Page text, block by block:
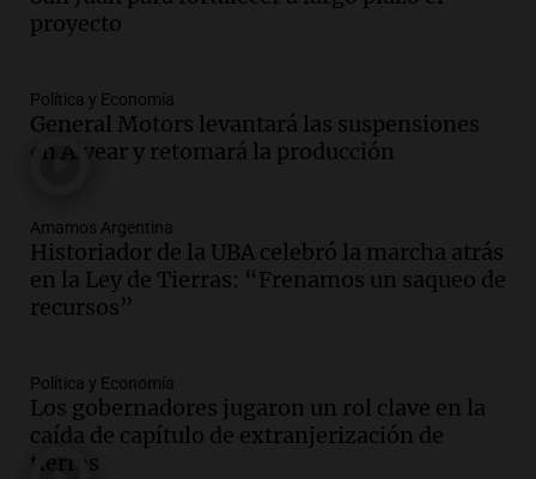
Amamos Argentina
Audio.Conductor imputado por
accidente fatal en San Luis dejó tres
jóvenes muertos y un herido grave
Audio.Historiador de la UBA celebró la
marcha atrás en la Ley de Tierras:
“Frenamos un saqueo de recursos”
Amamos Argentina
Audio.Ahyre estuvo en el Estudio
Federal Sancor Seguros y adelantó su
nuevo tema a Cadena 3 Rosario.
Viva la Radio Rosario
proyecto
Política y Economía
General Motors levantará las suspensiones
en Alvear y retomará la producción
Amamos Argentina
Historiador de la UBA celebró la marcha atrás
en la Ley de Tierras: “Frenamos un saqueo de
recursos”
Política y Economía
Los gobernadores jugaron un rol clave en la
caída de capítulo de extranjerización de
tierras